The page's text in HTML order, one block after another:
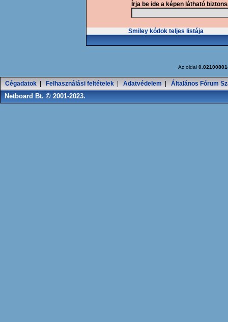
Írja be ide a képen látható
Smiley kódok teljes listája
Az oldal
Cégadatok Felhasználási feltételek Adatvédelem Általános Fórum
Netboard Bt. © 2001-2023.